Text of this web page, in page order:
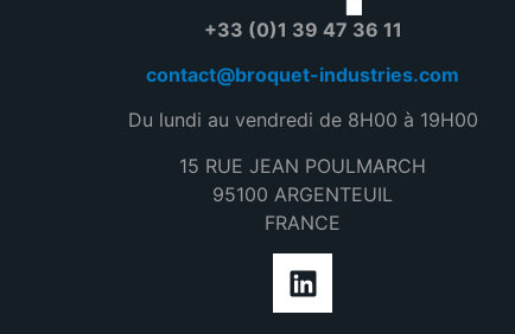
+33 (0)1 39 47 36 11
contact@broquet-industries.com
Du lundi au vendredi de 8H00 à 19H00
15 RUE JEAN POULMARCH
95100 ARGENTEUIL‎
FRANCE